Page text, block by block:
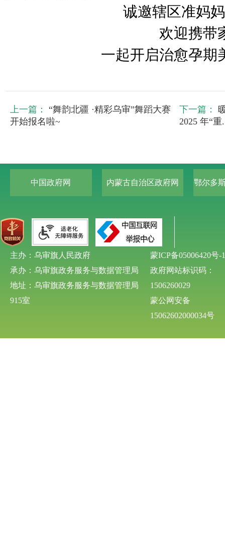
诚邀辖区准妈妈
欢迎携带
一起开启治愈孕期
上一篇：
“舞韵北疆 ·精彩乌审”舞蹈大赛
开始报名啦~
下一篇：
2025 年“重
中国政府网 内蒙古自治区政府网 鄂尔多
主办：乌审旗人民政府
承办：乌审旗政务服务与数据管理局
地址：乌审旗政务服务与数据管理局
915室
蒙ICP备05006420号-1
政府网站标识码：
1506260029
蒙公网安备
15062602000034号